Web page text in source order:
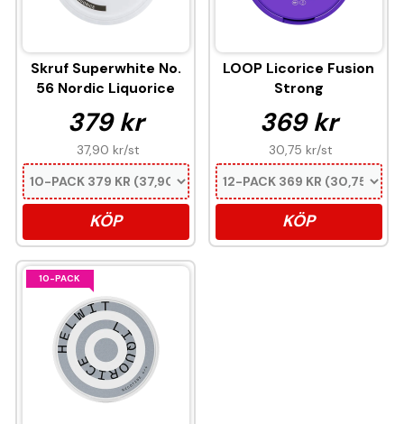
Skruf Superwhite No.
56 Nordic Liquorice
379 kr
37,90 kr/st
KÖP
LOOP Licorice Fusion
Strong
369 kr
30,75 kr/st
KÖP
10-PACK